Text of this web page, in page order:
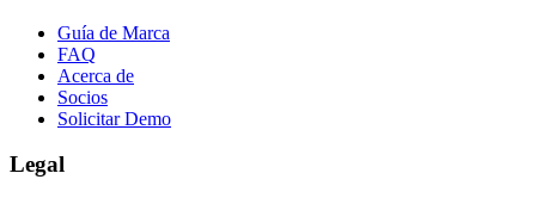
Guía de Marca
FAQ
Acerca de
Socios
Solicitar Demo
Legal